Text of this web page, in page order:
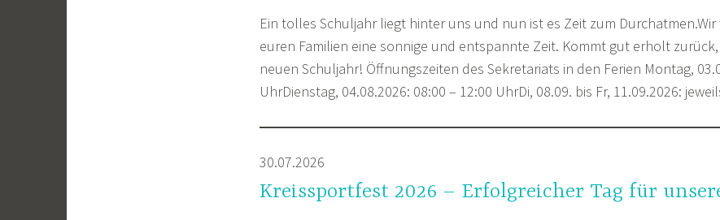
Ein tolles Schuljahr liegt hinter uns und nun ist es Zeit zum
euren Familien eine sonnige und entspannte Zeit. Kommt gut erholt
neuen Schuljahr! Öffnungszeiten des Sekretariats in den Ferien Montag,
UhrDienstag, 04.08.2026: 08:00 – 12:00 UhrDi, 08.09. bis Fr, 11.09.2026:
30.07.2026
Kreissportfest 2026 – Erfolgreicher Tag für